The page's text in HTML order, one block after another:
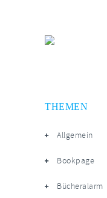
THEMEN
Allgemein
Bookpage
Bücheralarm